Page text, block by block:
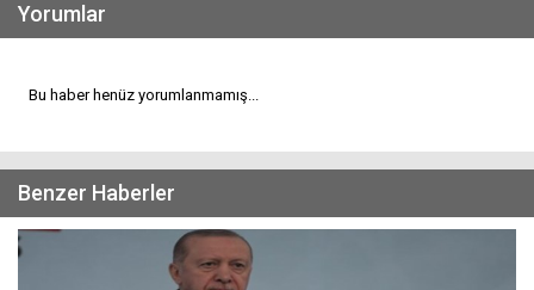
Yorumlar
Bu haber henüz yorumlanmamış...
Benzer Haberler